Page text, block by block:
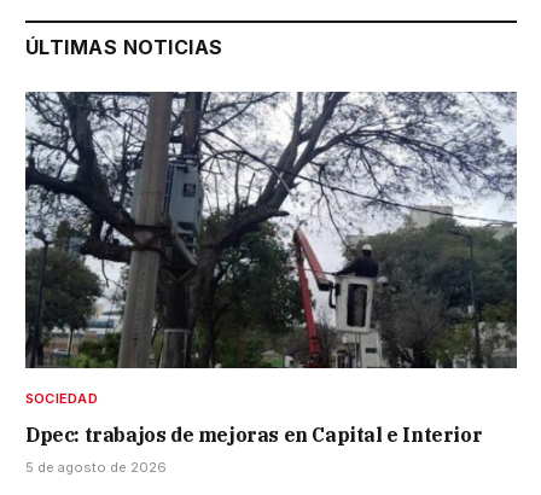
ÚLTIMAS NOTICIAS
SOCIEDAD
Dpec: trabajos de mejoras en Capital e Interior
5 de agosto de 2026